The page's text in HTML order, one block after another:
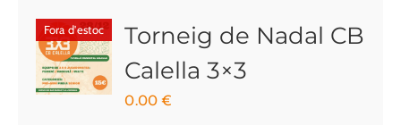
Fora d'estoc
Torneig de Nadal CB
Calella 3×3
0.00€